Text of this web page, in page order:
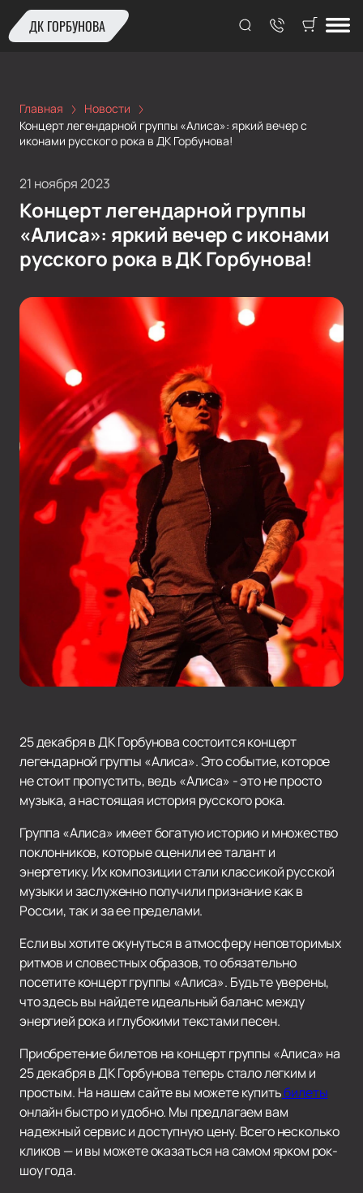
ДК ГОРБУНОВА
Главная
Новости
Концерт легендарной группы «Алиса»: яркий вечер с
иконами русского рока в ДК Горбунова!
21 ноября 2023
Концерт легендарной группы
«Алиса»: яркий вечер с иконами
русского рока в ДК Горбунова!
25 декабря в ДК Горбунова состоится концерт
легендарной группы «Алиса». Это событие, которое
не стоит пропустить, ведь «Алиса» - это не просто
музыка, а настоящая история русского рока.
Группа «Алиса» имеет богатую историю и множество
поклонников, которые оценили ее талант и
энергетику. Их композиции стали классикой русской
музыки и заслуженно получили признание как в
России, так и за ее пределами.
Если вы хотите окунуться в атмосферу неповторимых
ритмов и словестных образов, то обязательно
посетите концерт группы «Алиса». Будьте уверены,
что здесь вы найдете идеальный баланс между
энергией рока и глубокими текстами песен.
Приобретение билетов на концерт группы «Алиса» на
25 декабря в ДК Горбунова теперь стало легким и
простым. На нашем сайте вы можете купитьбилеты
онлайн быстро и удобно. Мы предлагаем вам
надежный сервис и доступную цену. Всего несколько
кликов — и вы можете оказаться на самом ярком рок-
шоу года.